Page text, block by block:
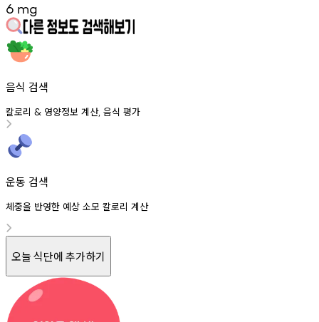
6 mg
음식 검색
칼로리 & 영양정보 계산, 음식 평가
운동 검색
체중을 반영한 예상 소모 칼로리 계산
오늘 식단에 추가하기